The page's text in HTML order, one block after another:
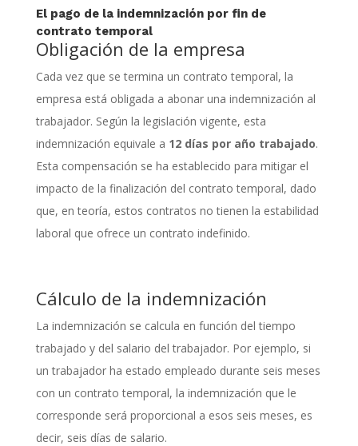
El pago de la indemnización por fin de
contrato temporal
Obligación de la empresa
Cada vez que se termina un contrato temporal, la
empresa está obligada a abonar una indemnización al
trabajador. Según la legislación vigente, esta
indemnización equivale a 12 días por año trabajado.
Esta compensación se ha establecido para mitigar el
impacto de la finalización del contrato temporal, dado
que, en teoría, estos contratos no tienen la estabilidad
laboral que ofrece un contrato indefinido.
Cálculo de la indemnización
La indemnización se calcula en función del tiempo
trabajado y del salario del trabajador. Por ejemplo, si
un trabajador ha estado empleado durante seis meses
con un contrato temporal, la indemnización que le
corresponde será proporcional a esos seis meses, es
decir, seis días de salario.